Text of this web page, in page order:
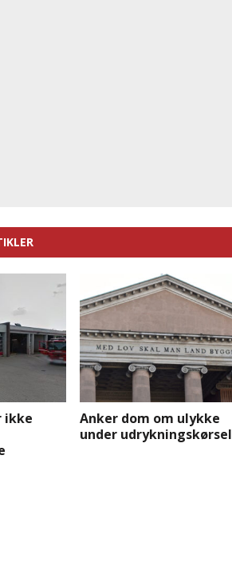
ikke
Anker dom om ulykke
under udrykningskørsel